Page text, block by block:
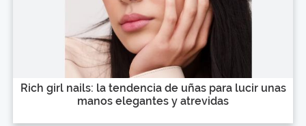
Rich girl nails: la tendencia de uñas para lucir unas
manos elegantes y atrevidas